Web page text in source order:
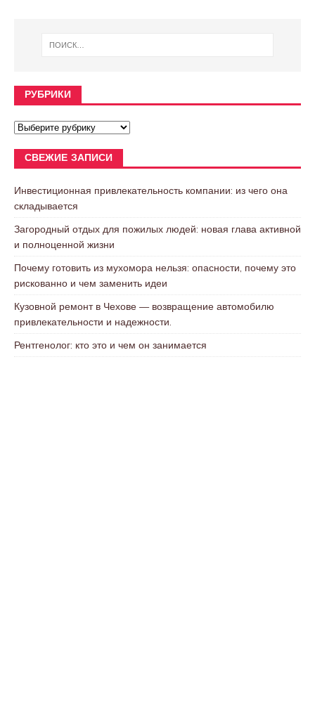
РУБРИКИ
СВЕЖИЕ ЗАПИСИ
Инвестиционная привлекательность компании: из чего она
складывается
Загородный отдых для пожилых людей: новая глава активной
и полноценной жизни
Почему готовить из мухомора нельзя: опасности, почему это
рискованно и чем заменить идеи
Кузовной ремонт в Чехове — возвращение автомобилю
привлекательности и надежности.
Рентгенолог: кто это и чем он занимается